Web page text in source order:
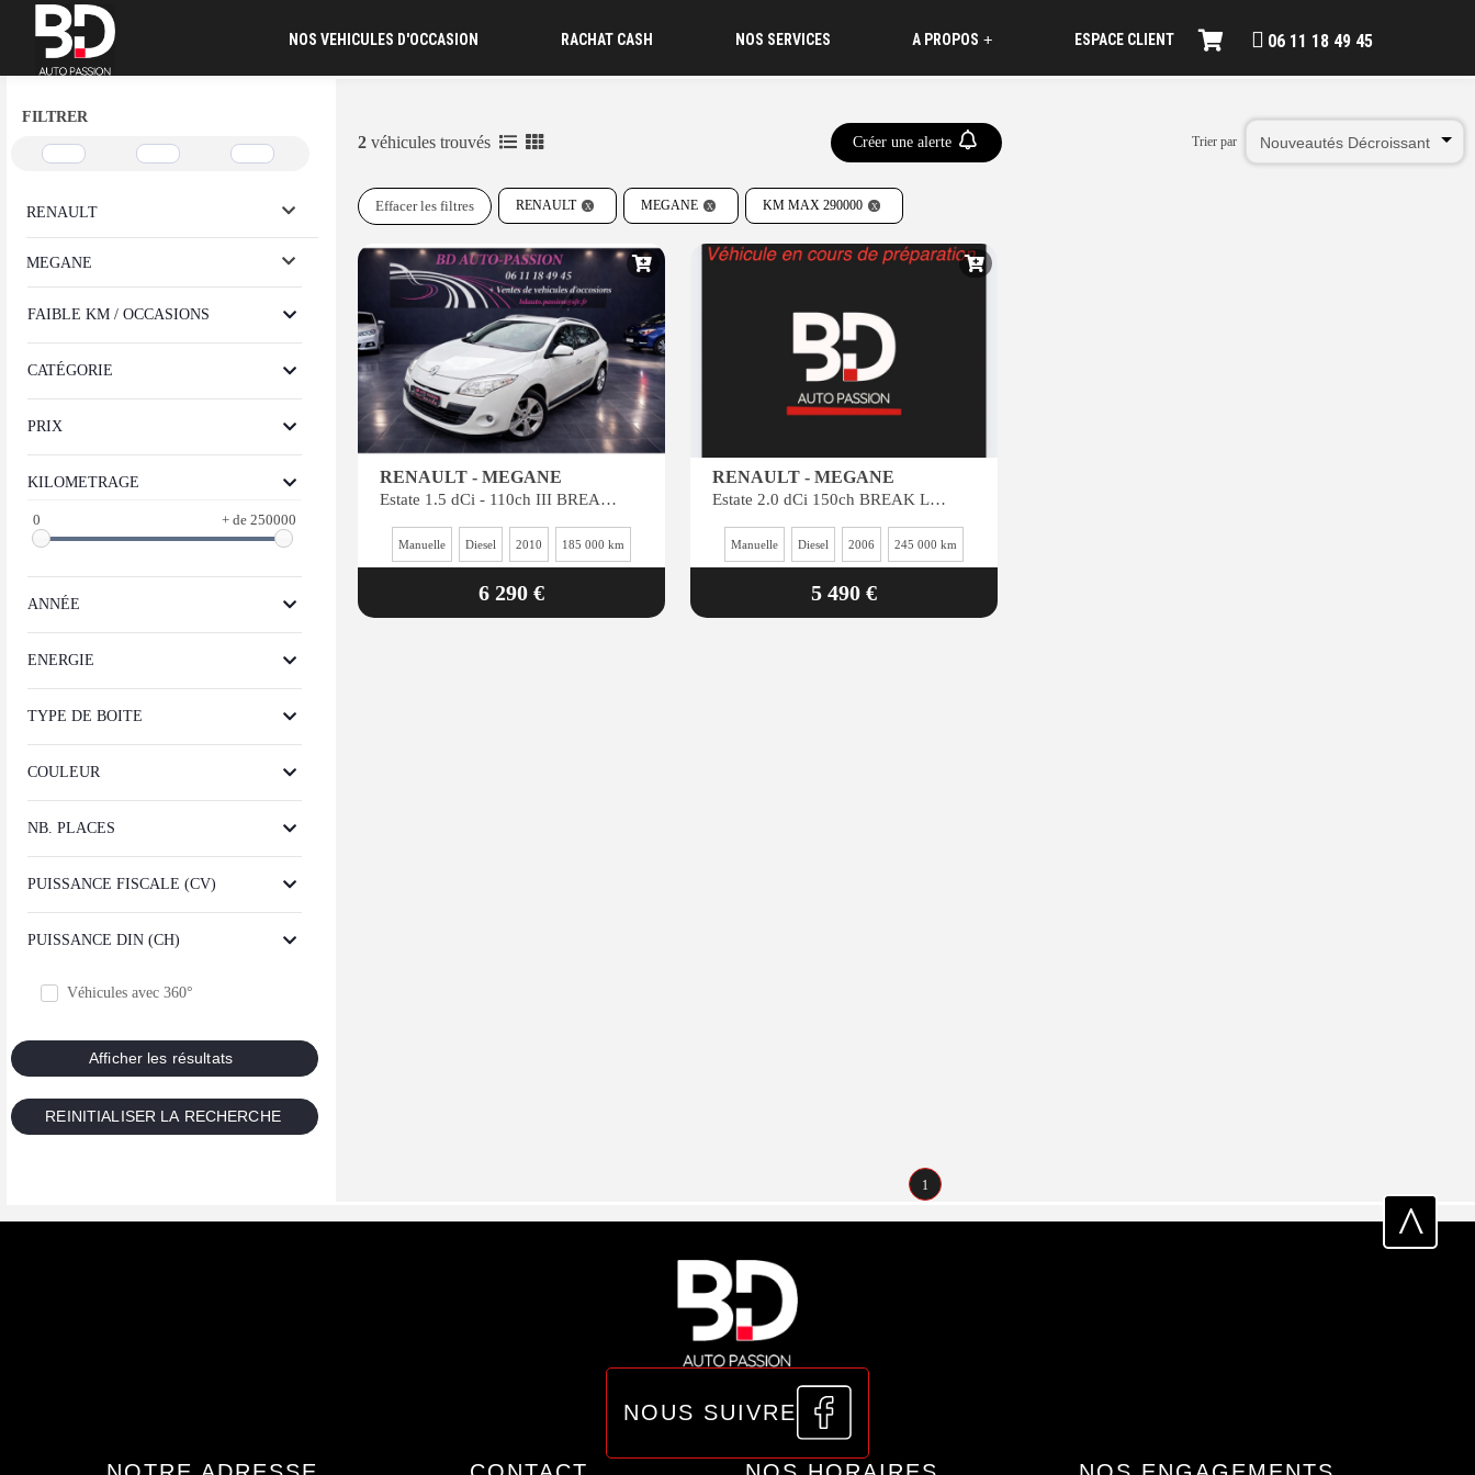
NOS VEHICULES D'OCCASION RACHAT CASH NOS SERVICES +
A PROPOS ESPACE CLIENT 06 11 18 49 45
FILTRER
RENAULT
MEGANE
FAIBLE KM / OCCASIONS
CATÉGORIE
PRIX
KILOMETRAGE
0 + de 250000
ANNÉE
ENERGIE
TYPE DE BOITE
COULEUR
NB. PLACES
PUISSANCE FISCALE (CV)
PUISSANCE DIN (CH)
Véhicules avec 360°
2 véhicules trouvés Créer une alerte Trier par
RENAULT
Effacer les filtres MEGANE KM MAX 290000
RENAULT - MEGANE
Estate 1.5 dCi - 110ch III BREAK Dynamique / kit distribution, entretion, CT OK / reprise possible
Manuelle Diesel 2010 185 000 km
6 290 €
RENAULT - MEGANE
Estate 2.0 dCi 150ch BREAK Luxe / cuir / toit panoramique / reprise possible
Manuelle Diesel 2006 245 000 km
5 490 €
1
^
NOUS SUIVRE